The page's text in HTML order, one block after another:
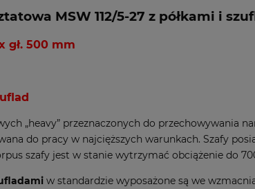
MSW 112/5-27 z półkami i
gł. 500 mm
„heavy” przeznaczonych do przechowywania
do pracy w najcięższych warunkach. Szafy
szafy jest w stanie wytrzymać obciążenie do
w standardzie wyposażone są we